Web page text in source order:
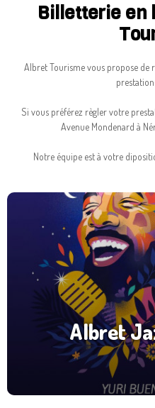
Billetterie en
Albret Tourisme vous propose de
Si vous préférez règler votre
Avenue Mondenard à
Notre équipe est à votre
Albret